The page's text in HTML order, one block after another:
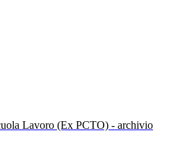
Lavoro (Ex PCTO) - archivio